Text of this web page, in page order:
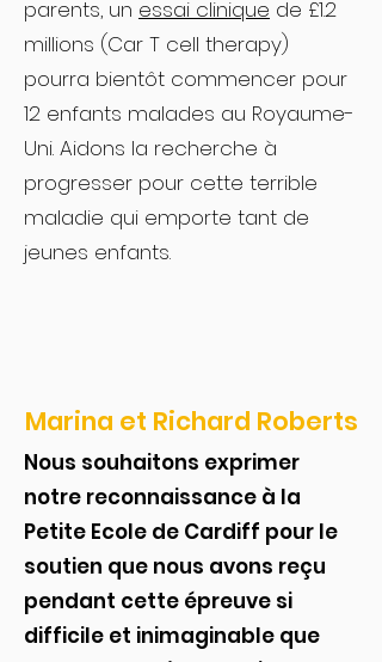
parents, un essai clinique de £1.2
millions (Car T cell therapy)
pourra bientôt commencer pour
12 enfants malades au Royaume-
Uni. Aidons la recherche à
progresser pour cette terrible
maladie qui emporte tant de
jeunes enfants.
Marina et Richard Roberts
Nous souhaitons exprimer
notre reconnaissance à la
Petite Ecole de Cardiff pour le
soutien que nous avons reçu
pendant cette épreuve si
difficile et inimaginable que